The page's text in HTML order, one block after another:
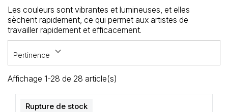
Les couleurs sont vibrantes et lumineuses, et elles
sèchent rapidement, ce qui permet aux artistes de
travailler rapidement et efficacement.
Pertinence keyboard_arrow_down
Affichage 1-28 de 28 article(s)
Rupture de stock